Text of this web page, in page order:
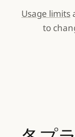
Usage limits
to